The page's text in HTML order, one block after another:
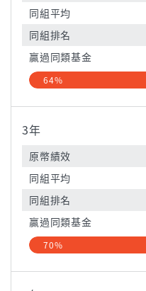
同組平均
同組排名
贏過同類基金
64%
3年
原幣績效
同組平均
同組排名
贏過同類基金
70%